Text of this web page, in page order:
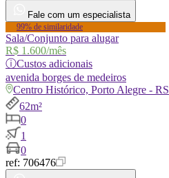
Fale com um especialista
99% de similaridade
Sala/Conjunto para alugar
R$ 1.600/mês
ⓘCustos adicionais
avenida borges de medeiros
Centro Histórico, Porto Alegre - RS
62m²
0
1
0
ref: 706476